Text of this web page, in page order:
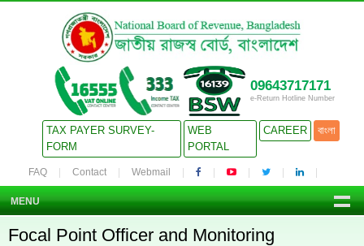
09643717171
e-Return Hotline Number
TAX PAYER SURVEY-
FORM
WEB
PORTAL
CAREER বাংলা
FAQ Contact Webmail
MENU
Focal Point Officer and Monitoring